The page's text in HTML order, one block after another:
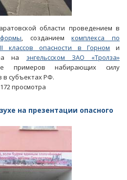
области проведением в
, созданиемкомплекса по
классов опасности в Горном и
на энгельсском ЗАО «Тролза»
примеров набирающих силу
в субъектах РФ.
172 просмотра
на презентации опасного